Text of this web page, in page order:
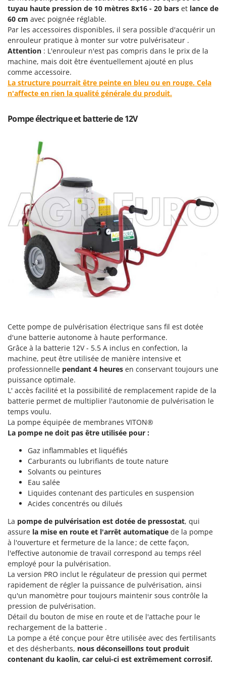
Machines pour la transformation des fruits
Machines sous vide
Motobineuses
Motoculteurs
Motofaucheuses
Motopompes pour irrigation
Moulins à céréales électriques
Nettoyeurs et Balais à vapeur
Nettoyeurs haute pression
Nettoyeurs tapis, moquettes et tapisseries
Peignes vibreurs et Secoueurs à olives
Pelles rétros pour tracteur
Perches Élagueuses
Pétrins à Spirale
Piscines
Planteuses de pommes de terre pour tracteur
Plateaux de coupe pour tracteur
Pompes de transfert
Pompes immergées électriques
Postes à souder
Poussoirs à saucisse
Presses à pellets
Pressoirs à fruits
Pulvérisateurs
Pulvérisateurs portés
Rafraîchisseurs d'air par évaporation
Rampes de chargement en aluminium
Râpes à fromage électriques
Râteaux pour tracteur
Remplisseuses
Robots nettoyeurs de piscine
Robots Tondeuses
Rogneuses de souches
Rouleaux pour tracteur
S
Scies à os
Famur
FARMER
FBC
Ferrari Group
Ferroni
Ferrua
FIAC
FIEM
FINI
Fiorentini
Fiskars
Flymo
Fontana Forni
Forest Master
Francini
G3 Ferrari
Gardena
Garofalo
GeoTech Pro
Gierre
Ginko - MGM
Gipeco
Girmi
GRAEF
Gre
GreenBay
Greenworks
GRIFO
GVS
GYS
H
Hailo
Helvi
Henx
HiKOKI
Honda
I
Idromatic
Il-Tec
Imperia
Infaco
tuyau haute pression de 10 mètres 8x16 - 20 bars et lance de
60 cm avec poignée réglable.
Par les accessoires disponibles, il sera possible d'acquérir un
enrouleur pratique à monter sur votre pulvérisateur .
Attention : L'enrouleur n'est pas compris dans le prix de la
machine, mais doit être éventuellement ajouté en plus
comme accessoire.
La structure pourrait être peinte en bleu ou en rouge. Cela
n'affecte en rien la qualité générale du produit.
Pompe électrique et batterie de 12V
Cette pompe de pulvérisation électrique sans fil est dotée
d'une batterie autonome à haute performance.
Grâce à la batterie 12V - 5.5 A inclus en confection, la
machine, peut être utilisée de manière intensive et
professionnelle pendant 4 heures en conservant toujours une
puissance optimale.
L' accès facilité et la possibilité de remplacement rapide de la
batterie permet de multiplier l'autonomie de pulvérisation le
temps voulu.
La pompe équipée de membranes VITON®
La pompe ne doit pas être utilisée pour :
Gaz inflammables et liquéfiés
Carburants ou lubrifiants de toute nature
Solvants ou peintures
Eau salée
Liquides contenant des particules en suspension
Acides concentrés ou dilués
La pompe de pulvérisation est dotée de pressostat, qui
assure la mise en route et l'arrêt automatique de la pompe
à l'ouverture et fermeture de la lance ; de cette façon,
l'effective autonomie de travail correspond au temps réel
employé pour la pulvérisation.
La version PRO inclut le régulateur de pression qui permet
rapidement de régler la puissance de pulvérisation, ainsi
qu'un manomètre pour toujours maintenir sous contrôle la
pression de pulvérisation.
Détail du bouton de mise en route et de l'attache pour le
rechargement de la batterie .
La pompe a été conçue pour être utilisée avec des fertilisants
et des désherbants, nous déconseillons tout produit
contenant du kaolin, car celui-ci est extrêmement corrosif.